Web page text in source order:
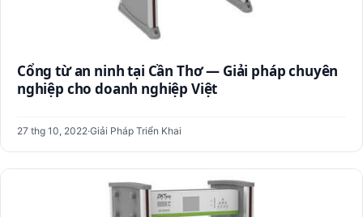
Cổng từ an ninh tại Cần Thơ — Giải pháp chuyên
nghiệp cho doanh nghiệp Việt
27 thg 10, 2022·Giải Pháp Triển Khai